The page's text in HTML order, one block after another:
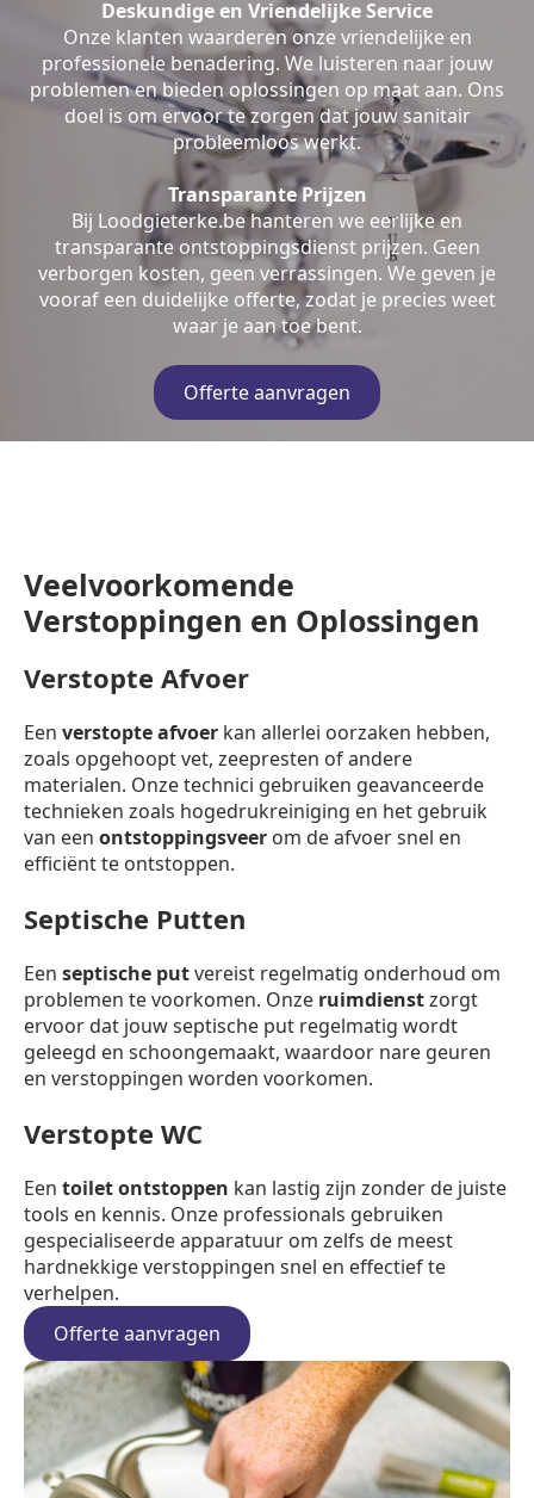
Deskundige en Vriendelijke Service
Onze klanten waarderen onze vriendelijke en
professionele benadering. We luisteren naar jouw
problemen en bieden oplossingen op maat aan. Ons
doel is om ervoor te zorgen dat jouw sanitair
probleemloos werkt.
Transparante Prijzen
Bij Loodgieterke.be hanteren we eerlijke en
transparante ontstoppingsdienst prijzen. Geen
verborgen kosten, geen verrassingen. We geven je
vooraf een duidelijke offerte, zodat je precies weet
waar je aan toe bent.
Offerte aanvragen
Veelvoorkomende
Verstoppingen en Oplossingen
Verstopte Afvoer
Een verstopte afvoer kan allerlei oorzaken hebben,
zoals opgehoopt vet, zeepresten of andere
materialen. Onze technici gebruiken geavanceerde
technieken zoals hogedrukreiniging en het gebruik
van een ontstoppingsveer om de afvoer snel en
efficiënt te ontstoppen.
Septische Putten
Een septische putvereist regelmatig onderhoud om
problemen te voorkomen. Onze ruimdienstzorgt
ervoor dat jouw septische put regelmatig wordt
geleegd en schoongemaakt, waardoor nare geuren
en verstoppingen worden voorkomen.
Verstopte WC
Een toilet ontstoppen kan lastig zijn zonder de juiste
tools en kennis. Onze professionals gebruiken
gespecialiseerde apparatuur om zelfs de meest
hardnekkige verstoppingen snel en effectief te
verhelpen.
Offerte aanvragen